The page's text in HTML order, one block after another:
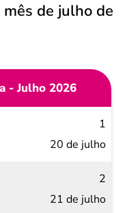
de julho de
- Julho 2026
1
20 de julho
2
21 de julho